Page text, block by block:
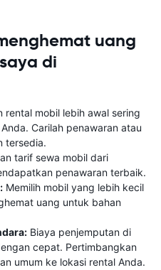
uang
di
rental mobil lebih awal sering
Carilah penawaran atau
tersedia.
tarif sewa mobil dari
penawaran terbaik.
Memilih mobil yang lebih kecil
uang untuk bahan
Biaya penjemputan di
cepat. Pertimbangkan
umum ke lokasi rental Anda.